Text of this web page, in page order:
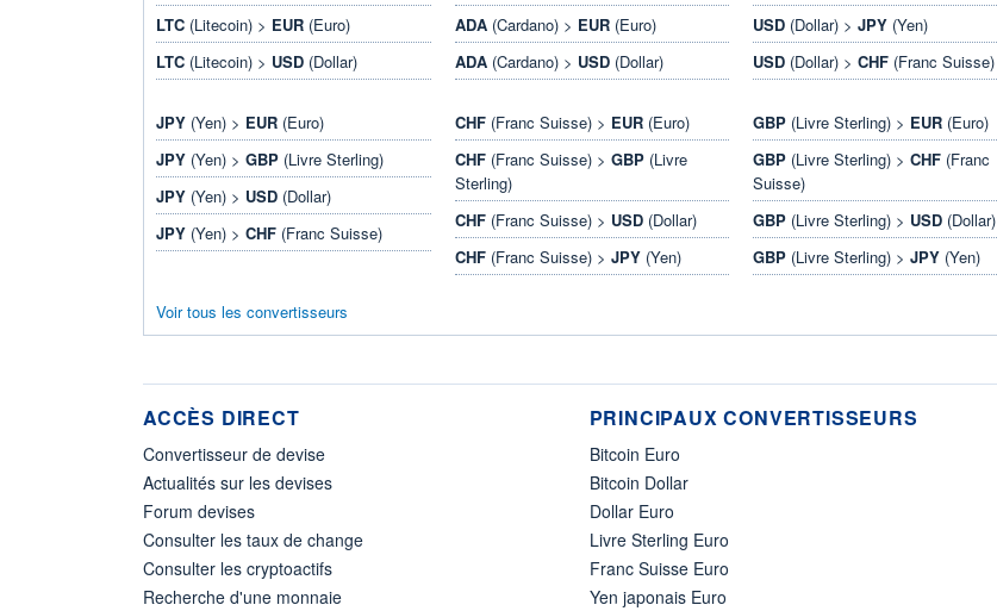
LTC (Litecoin) > EUR (Euro)
LTC (Litecoin) > USD (Dollar)
ADA(Cardano) > EUR(Euro)
ADA(Cardano) > USD(Dollar)
USD (Dollar) >JPY (Yen)
USD (Dollar) >CHF (Franc Suisse)
JPY (Yen) > EUR (Euro)
JPY (Yen) > GBP (Livre Sterling)
JPY (Yen) > USD (Dollar)
JPY (Yen) > CHF (Franc Suisse)
CHF(Franc Suisse) > EUR(Euro)
CHF(Franc Suisse) > GBP(Livre
Sterling)
CHF(Franc Suisse) > USD(Dollar)
CHF(Franc Suisse) > JPY(Yen)
GBP (Livre Sterling) > EUR (Euro)
GBP (Livre Sterling) >CHF (Franc
Suisse)
GBP (Livre Sterling) > USD (Dollar)
GBP (Livre Sterling) >JPY (Yen)
Voir tous les convertisseurs
ACCÈS DIRECT
Convertisseur de devise
Actualités sur les devises
Forum devises
Consulter les taux de change
Consulter les cryptoactifs
Recherche d'une monnaie
PRINCIPAUX CONVERTISSEURS
Bitcoin Euro
Bitcoin Dollar
Dollar Euro
Livre Sterling Euro
Franc Suisse Euro
Yen japonais Euro